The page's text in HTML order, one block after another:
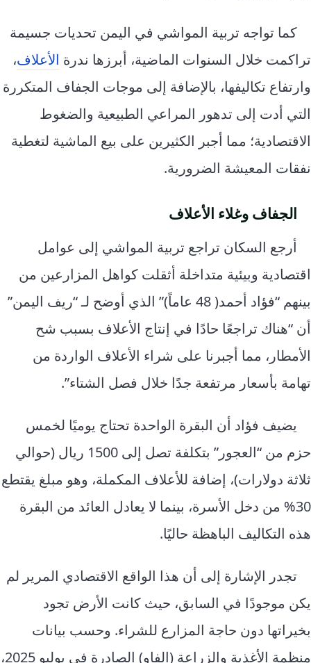
كما تواجه تربية المواشي في اليمن تحديات جسيمة
تراكمت خلال السنوات الماضية، أبرزها ندرة الأعلاف،
وارتفاع تكاليفها، بالإضافة إلى موجات الجفاف المتكررة
التي أدت إلى تدهور المراعي الطبيعية والضغوط
الاقتصادية؛ مما أجبر الكثيرين على بيع الماشية لتغطية
نفقات المعيشة الضرورية.
الجفاف وغلاء الأعلاف
أرجع السكان تراجع تربية المواشي إلى عوامل
اقتصادية وبيئية متداخلة أثقلت كواهل المزارعين من
بينهم “فؤاد أحمد( 48 عاماً)” الذي أوضح لـ “ريف اليمن”
أن “هناك تراجعًا حادًا في إنتاج الأعلاف بسبب شح
الأمطار، مما أجبرنا على شراء الأعلاف الواردة من
تهامة بأسعار مرتفعة جدًا خلال فصل الشتاء”.
يضيف فؤاد أن البقرة الواحدة تحتاج يوميًا لخمس
حزم من “العجور” بتكلفة تصل إلى 1500 ريال (حوالي
ثلاثة دولارات)، إضافة للأعلاف المكملة، وهو مبلغ يقتطع
30% من دخل الأسرة، بينما لا يعادل العائد من البقرة
هذه التكاليف الباهظة حاليًا.
تجدر الإشارة إلى أن هذا الواقع الاقتصادي المرير لم
يكن موجودًا في السابق، حيث كانت الأرض تجود
بخيراتها دون حاجة المزارع للشراء. وحسب بيانات
منظمة الأغذية والزراعة (الفاو) الصادرة في يوليو 2025،